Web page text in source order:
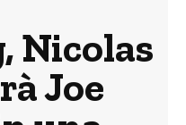
Nicolas
Joe